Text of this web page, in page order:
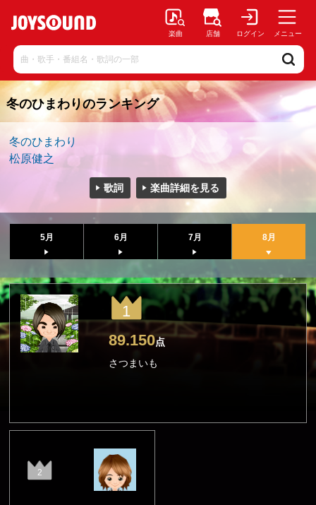
楽曲 店舗 ログイン メニュー
冬のひまわりのランキング
冬のひまわり
松原健之
歌詞 楽曲詳細を見る
5月 6月 7月 8月
1
89.150点
さつまいも
2